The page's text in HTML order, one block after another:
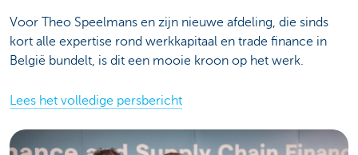
Voor Theo Speelmans en zijn nieuwe afdeling, die sinds
kort alle expertise rond werkkapitaal en trade finance in
België bundelt, is dit een mooie kroon op het werk.
Lees het volledige persbericht